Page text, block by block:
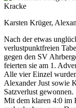
Karsten Krüger,
Nach der etwas
verlustpunktfreien
gegen den SV
feierten sie am 1.
Alle vier Einzel
Alexander Just sowie
Satzverlust gewonnen.
Mit dem klaren 4:0 im